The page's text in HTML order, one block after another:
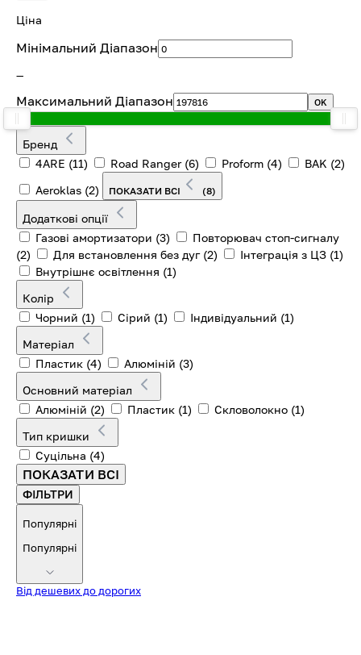
Ціна
Мінімальний Діапазон
—
Максимальний Діапазон OK
Бренд
4ARE (11) Road Ranger (6) Proform (4) BAK (2)
Aeroklas (2) ПОКАЗАТИ ВСІ (8)
Додаткові опції
Газові амортизатори (3)
Повторювач стоп-сигналу
(2)
Для встановлення без дуг (2) Інтеграція з ЦЗ (1)
Внутрішнє освітлення (1)
Колір
Чорний (1) Сірий (1) Індивідуальний (1)
Матеріал
Пластик (4) Алюміній (3)
Основний матеріал
Алюміній (2) Пластик (1) Скловолокно (1)
Тип кришки
Суцільна (4)
ПОКАЗАТИ ВСІ
ФІЛЬТРИ
Популярні
Популярні
Від дешевих до дорогих